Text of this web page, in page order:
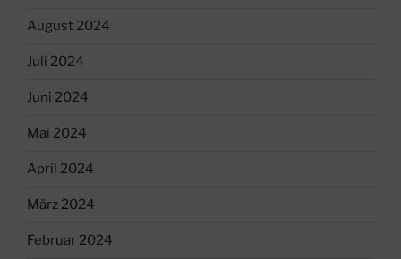
August 2024
Juli 2024
Juni 2024
Mai 2024
April 2024
März 2024
Februar 2024